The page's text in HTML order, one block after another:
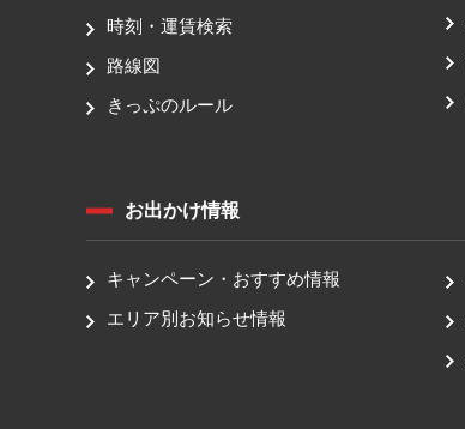
時刻・運賃検索
路線図
きっぷのルール
お出かけ情報
キャンペーン・おすすめ情報
エリア別お知らせ情報